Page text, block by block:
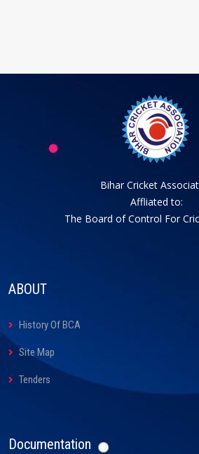
Bihar Cricket
Affliated to:
The Board of Control For
ABOUT
History Of BCA
Site Map
Tenders
Documentation